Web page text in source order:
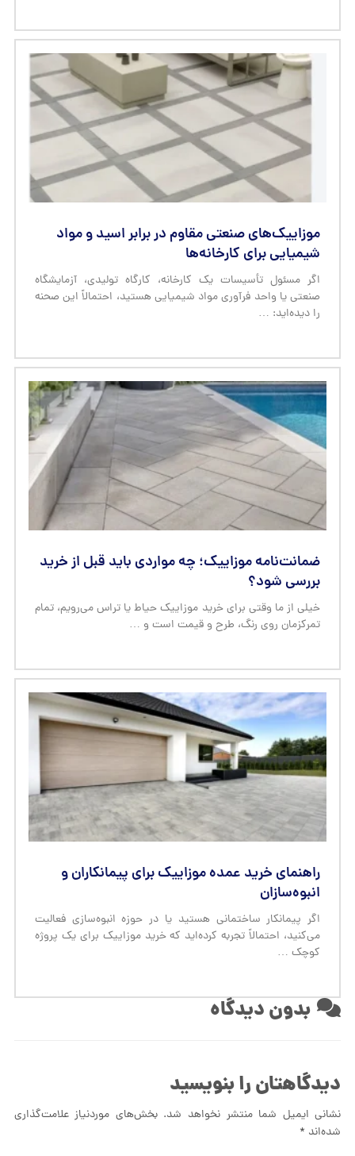
موزاییک‌های صنعتی مقاوم در برابر اسید و مواد
شیمیایی برای کارخانه‌ها
اگر مسئول تأسیسات یک کارخانه، کارگاه تولیدی، آزمایشگاه
صنعتی یا واحد فرآوری مواد شیمیایی هستید، احتمالاً این صحنه
را دیده‌اید: …
ضمانت‌نامه موزاییک؛ چه مواردی باید قبل از خرید
بررسی شود؟
خیلی از ما وقتی برای خرید موزاییک حیاط یا تراس می‌رویم، تمام
تمرکزمان روی رنگ، طرح و قیمت است و …
راهنمای خرید عمده موزاییک برای پیمانکاران و
انبوه‌سازان
اگر پیمانکار ساختمانی هستید یا در حوزه انبوه‌سازی فعالیت
می‌کنید، احتمالاً تجربه کرده‌اید که خرید موزاییک برای یک پروژه
کوچک …
بدون دیدگاه
دیدگاهتان را بنویسید
نشانی ایمیل شما منتشر نخواهد شد. بخش‌های موردنیاز علامت‌گذاری
شده‌اند *